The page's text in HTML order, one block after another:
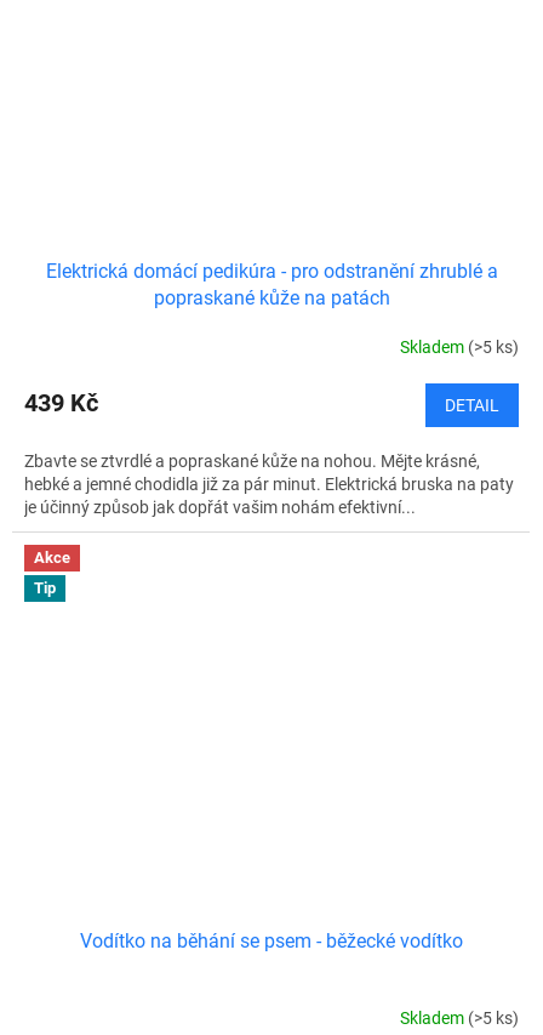
Elektrická domácí pedikúra - pro odstranění zhrublé a
popraskané kůže na patách
Skladem (>5 ks)
439 Kč DETAIL
Zbavte se ztvrdlé a popraskané kůže na nohou. Mějte krásné,
hebké a jemné chodidla již za pár minut. Elektrická bruska na paty
je účinný způsob jak dopřát vašim nohám efektivní...
Akce
Tip
Vodítko na běhání se psem - běžecké vodítko
Skladem (>5 ks)